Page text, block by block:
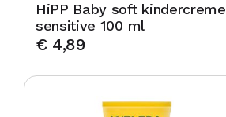
HiPP Baby soft kindercreme
sensitive 100 ml
€4,89